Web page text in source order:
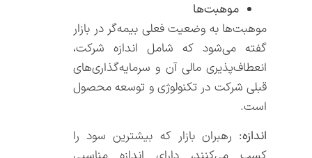
موهبت‌ها
موهبت‌ها به وضعیت فعلی بیمه‌گر در بازار
گفته می‌شود که شامل اندازه شرکت،
انعطاف‌پذیری مالی آن و سرمایه‌گذاری‌های
قبلی شرکت در تکنولوژی و توسعه محصول
است.
اندازه: رهبران بازار که بیشترین سود را